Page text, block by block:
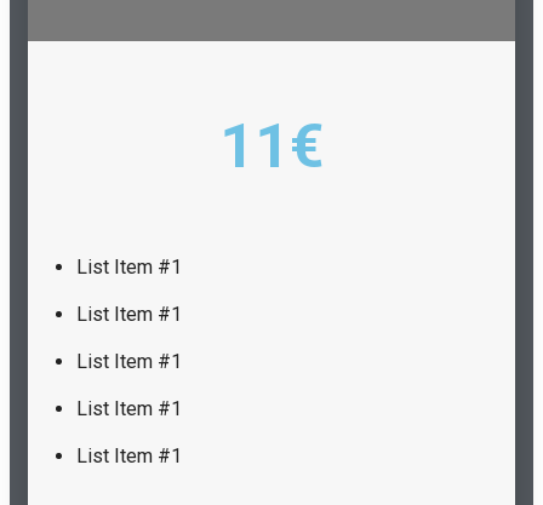
11€
List Item #1
List Item #1
List Item #1
List Item #1
List Item #1